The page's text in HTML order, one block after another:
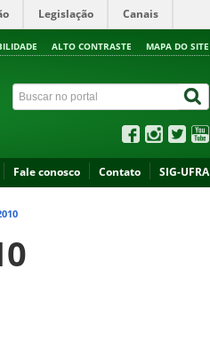
Legislação Canais
ALTO CONTRASTE MAPA DO SITE
Fale conosco Contato SIG-UFRA